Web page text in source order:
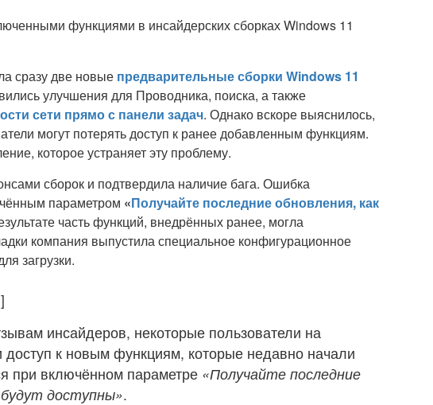
сразу две новые предварительные сборки Windows 11
улучшения для Проводника, поиска, а также
сети прямо с панели задач. Однако вскоре выяснилось,
могут потерять доступ к ранее добавленным функциям.
которое устраняет эту проблему.
сборок и подтвердила наличие бага. Ошибка
параметром «Получайте последние обновления, как
часть функций, внедрённых ранее, могла
компания выпустила специальное конфигурационное
загрузки.
]
инсайдеров, некоторые пользователи на
доступ к новым функциям, которые недавно начали
при включённом параметре «Получайте последние
доступны».